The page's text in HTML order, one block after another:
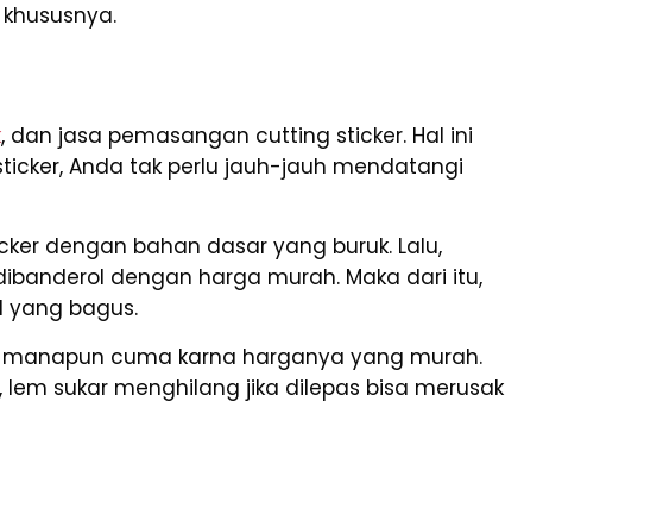
, dan jasa pemasangan cutting sticker. Hal ini
Anda tak perlu jauh-jauh mendatangi
dengan bahan dasar yang buruk. Lalu,
dengan harga murah. Maka dari itu,
yang bagus.
cuma karna harganya yang murah.
sukar menghilang jika dilepas bisa merusak